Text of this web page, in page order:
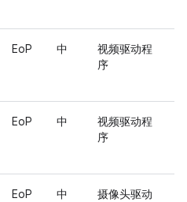
EoP 中
视频驱动程
序
EoP 中
视频驱动程
序
EoP 中
摄像头驱动